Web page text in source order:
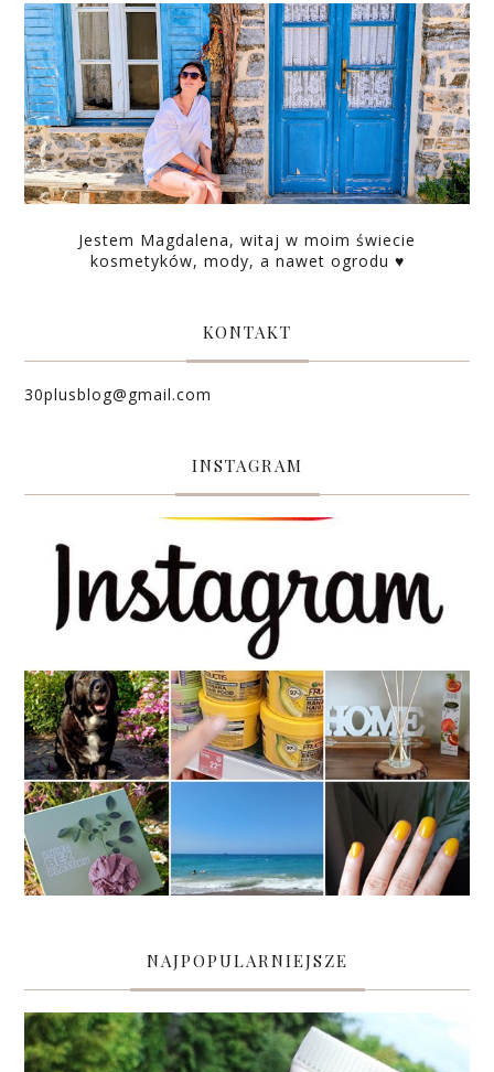
Jestem Magdalena, witaj w moim świecie
kosmetyków, mody, a nawet ogrodu ♥
KONTAKT
30plusblog@gmail.com
INSTAGRAM
NAJPOPULARNIEJSZE